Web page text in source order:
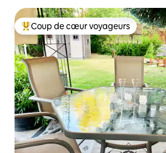
Coups de cœur voyageurs les plus
Coup de cœur voyageurs